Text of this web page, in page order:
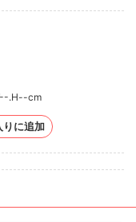
.H--cm
に追加